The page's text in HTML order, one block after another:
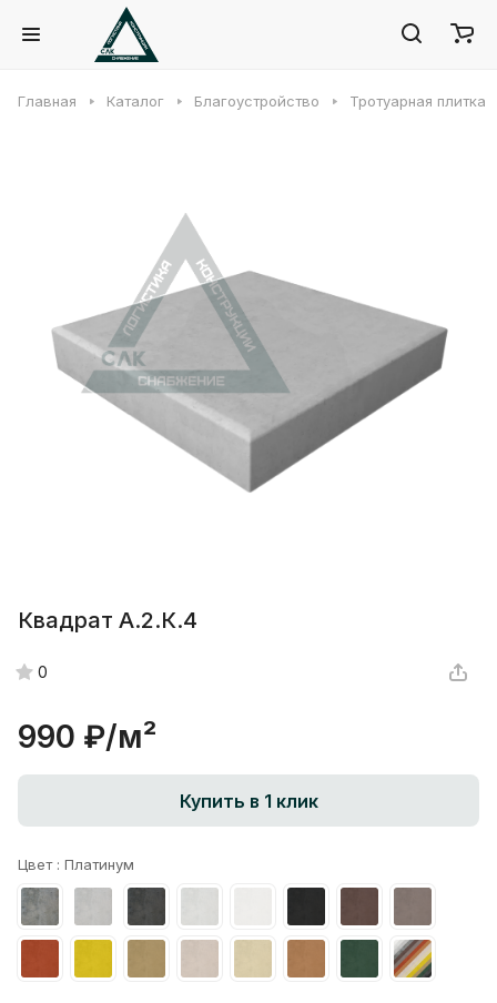
Главная Каталог Благоустройство Тротуарная плитка
Квадрат А.2.К.4
0
990 ₽/м²
Купить в 1 клик
Цвет : Платинум